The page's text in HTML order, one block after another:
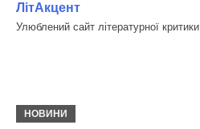
ЛітАкцент
Улюблений сайт літературної критики
НОВИНИ